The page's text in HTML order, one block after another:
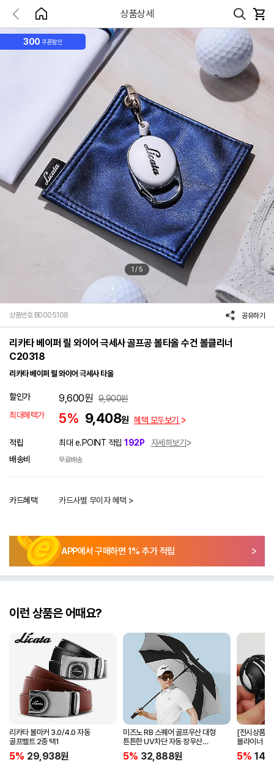
상품상세
300 쿠폰할인
1 / 5
상품번호 B0005108 공유하기
리카타 베이퍼 릴 와이어 극세사 골프공 볼타올 수건 볼클리너
C20318
리카타 베이퍼 릴 와이어 극세사 타올
할인가 9,600원 9,900원
최대혜택가
5% 9,408원 혜택 모두보기
적립 최대 e.POINT 적립 192P
자세히보기
배송비
무료배송
카드혜택 카드사별 무이자 혜택 >
APP에서 구매하면 1% 추가 적립
이런 상품은 어때요?
리카타 볼마커 3.0/4.0 자동
골프벨트 2종 택1
5% 29,938원
미즈노 RB 스퀘어 골프우산 대형
튼튼한 UV차단 자동 장우산
5LKY22100
5% 32,888원
[전시상품]
볼라이너 +
5%